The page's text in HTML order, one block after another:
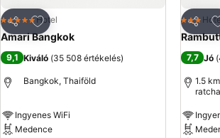
Megosztás
Hozzáadás a kedvencekhez
5 KategóriaHotel
Amari Bangkok
9,1 Kiváló (35 508 értékelés)
Bangkok, Thaiföld
Ingyenes WiFi
Medence
3
7,7 Jó (
1.5